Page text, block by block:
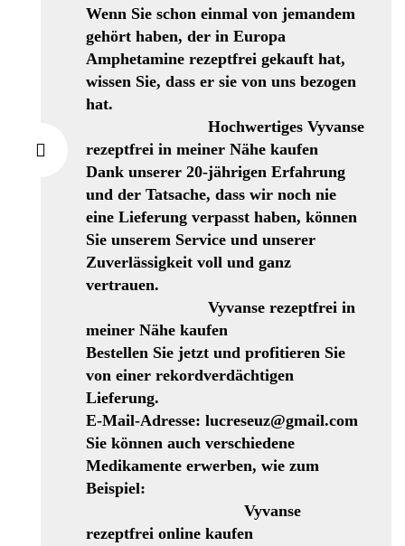
Wenn Sie schon einmal von jemandem
gehört haben, der in Europa
Amphetamine rezeptfrei gekauft hat,
wissen Sie, dass er sie von uns bezogen
hat.
Hochwertiges Vyvanse
rezeptfrei in meiner Nähe kaufen
Dank unserer 20-jährigen Erfahrung
und der Tatsache, dass wir noch nie
eine Lieferung verpasst haben, können
Sie unserem Service und unserer
Zuverlässigkeit voll und ganz
vertrauen.
Vyvanse rezeptfrei in
meiner Nähe kaufen
Bestellen Sie jetzt und profitieren Sie
von einer rekordverdächtigen
Lieferung.
E-Mail-Adresse: lucreseuz@gmail.com
Sie können auch verschiedene
Medikamente erwerben, wie zum
Beispiel:
Vyvanse
rezeptfrei online kaufen